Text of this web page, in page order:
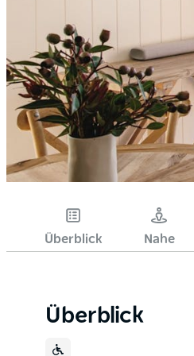
Überblick Nahe
Überblick